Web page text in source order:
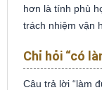
hơn là tính phù
trách nhiệm vận
Chỉ hỏi “có
Câu trả lời “làm